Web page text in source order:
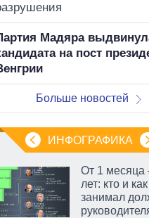
Мадяра
на пост
Больше новостей
ИНФОГРАФИКА
От 1 месяца
лет: кто и
занимал